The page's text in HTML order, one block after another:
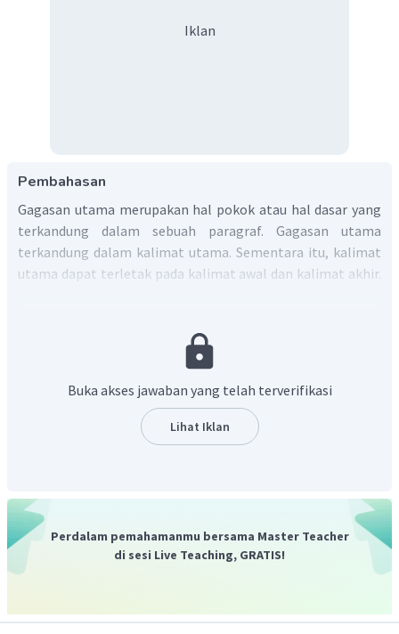
Iklan
Pembahasan
Gagasan utama merupakan hal pokok atau hal dasar yang
terkandung dalam sebuah paragraf. Gagasan utama
terkandung dalam kalimat utama. Sementara itu, kalimat
utama dapat terletak pada kalimat awal dan kalimat akhir.
senyawa penting yang membangun tulang rawan sendi dan
mencegah keretakan saat bergerak
kondisi sendi yang sehat. Oleh karena itu, gagasan utama
paragraf di atas adalah pentingnya glukosamin bagi
Buka akses jawaban yang telah terverifikasi
Lihat Iklan
Perdalam pemahamanmu bersama Master Teacher
di sesi Live Teaching, GRATIS!